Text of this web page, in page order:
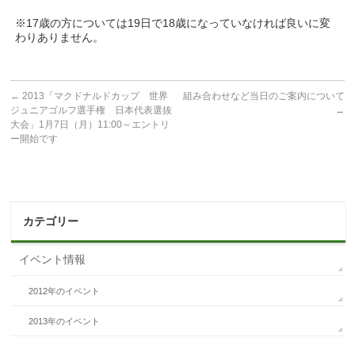
※17歳の方については19日で18歳になっていなければ良いに変
わりありません。
← 2013「マクドナルドカップ 世界
ジュニアゴルフ選手権 日本代表選抜
大会」1月7日（月）11:00～エントリ
ー開始です
組み合わせなど当日のご案内について
→
カテゴリー
イベント情報
2012年のイベント
2013年のイベント